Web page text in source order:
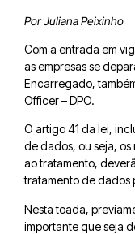
Por Juliana Peixinho
Com a entrada em
as empresas se
Encarregado,
Officer – DPO.
O artigo 41 da lei,
de dados, ou seja,
ao tratamento,
tratamento de dados
Nesta toada,
importante que seja